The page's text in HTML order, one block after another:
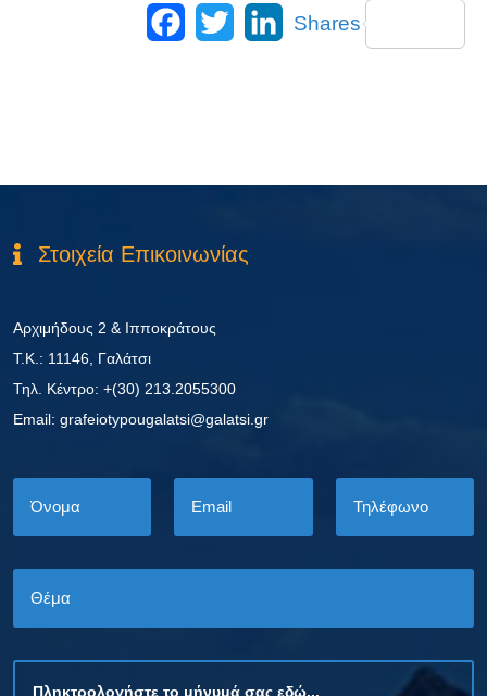
Facebook
Twitter LinkedIn
Shares
Στοιχεία Επικοινωνίας
Αρχιμήδους 2 & Ιπποκράτους
Τ.Κ.: 11146, Γαλάτσι
Τηλ. Κέντρο: +(30) 213.2055300
Εmail: grafeiotypougalatsi@galatsi.gr